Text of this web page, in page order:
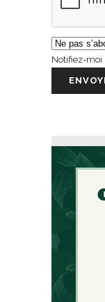
Notifiez-moi